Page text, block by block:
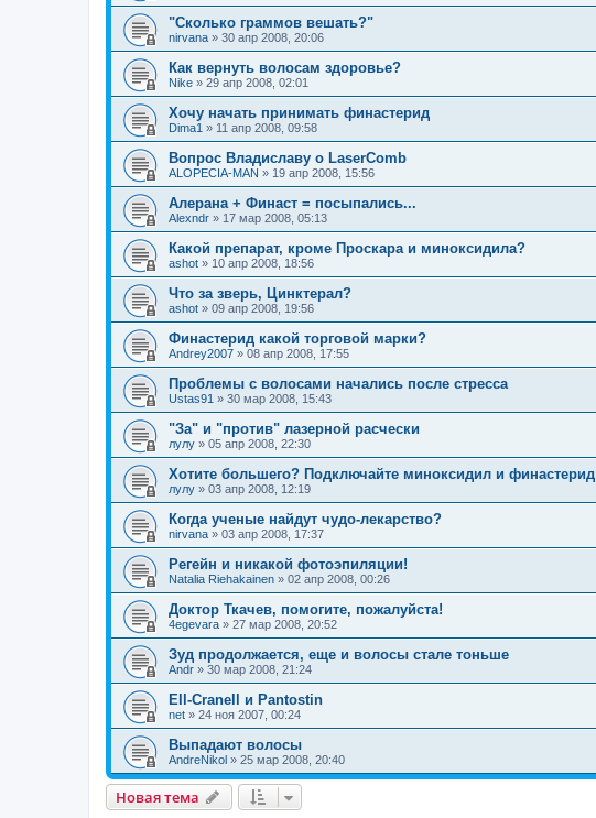
"Сколько граммов вешать?"
nirvana » 30 апр 2008, 20:06
Как вернуть волосам здоровье?
Nike » 29 апр 2008, 02:01
Хочу начать принимать финастерид
Dima1 » 11 апр 2008, 09:58
Вопрос Владиславу о LaserComb
ALOPECIA-MAN » 19 апр 2008, 15:56
Алерана + Финаст = посыпались...
Alexndr » 17 мар 2008, 05:13
Какой препарат, кроме Проскара и миноксидила?
ashot » 10 апр 2008, 18:56
Что за зверь, Цинктерал?
ashot » 09 апр 2008, 19:56
Финастерид какой торговой марки?
Andrey2007 » 08 апр 2008, 17:55
Проблемы с волосами начались после стресса
Ustas91 » 30 мар 2008, 15:43
"За" и "против" лазерной расчески
лулу » 05 апр 2008, 22:30
Хотите большего? Подключайте миноксидил и финастерид
лулу » 03 апр 2008, 12:19
Когда ученые найдут чудо-лекарство?
nirvana » 03 апр 2008, 17:37
Регейн и никакой фотоэпиляции!
Natalia Riehakainen » 02 апр 2008, 00:26
Доктор Ткачев, помогите, пожалуйста!
4egevara » 27 мар 2008, 20:52
Зуд продолжается, еще и волосы стале тоньше
Andr » 30 мар 2008, 21:24
Ell-Cranell и Pantostin
net » 24 ноя 2007, 00:24
Выпадают волосы
AndreNikol » 25 мар 2008, 20:40
Новая тема